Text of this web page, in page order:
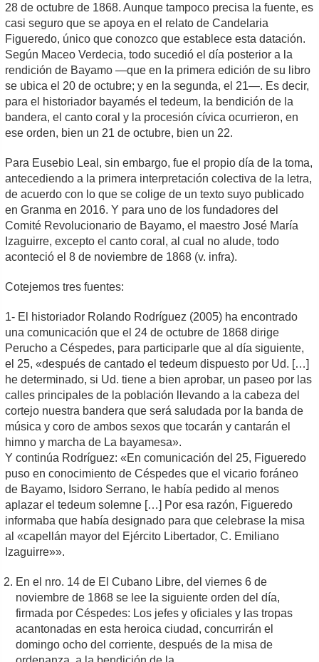
28 de octubre de 1868. Aunque tampoco precisa la fuente, es
casi seguro que se apoya en el relato de Candelaria
Figueredo, único que conozco que establece esta datación.
Según Maceo Verdecia, todo sucedió el día posterior a la
rendición de Bayamo ―que en la primera edición de su libro
se ubica el 20 de octubre; y en la segunda, el 21―. Es decir,
para el historiador bayamés el tedeum, la bendición de la
bandera, el canto coral y la procesión cívica ocurrieron, en
ese orden, bien un 21 de octubre, bien un 22.
Para Eusebio Leal, sin embargo, fue el propio día de la toma,
antecediendo a la primera interpretación colectiva de la letra,
de acuerdo con lo que se colige de un texto suyo publicado
en Granma en 2016. Y para uno de los fundadores del
Comité Revolucionario de Bayamo, el maestro José María
Izaguirre, excepto el canto coral, al cual no alude, todo
aconteció el 8 de noviembre de 1868 (v. infra).
Cotejemos tres fuentes:
1- El historiador Rolando Rodríguez (2005) ha encontrado
una comunicación que el 24 de octubre de 1868 dirige
Perucho a Céspedes, para participarle que al día siguiente,
el 25, «después de cantado el tedeum dispuesto por Ud. […]
he determinado, si Ud. tiene a bien aprobar, un paseo por las
calles principales de la población llevando a la cabeza del
cortejo nuestra bandera que será saludada por la banda de
música y coro de ambos sexos que tocarán y cantarán el
himno y marcha de La bayamesa».
Y continúa Rodríguez: «En comunicación del 25, Figueredo
puso en conocimiento de Céspedes que el vicario foráneo
de Bayamo, Isidoro Serrano, le había pedido al menos
aplazar el tedeum solemne […] Por esa razón, Figueredo
informaba que había designado para que celebrase la misa
al «capellán mayor del Ejército Libertador, C. Emiliano
Izaguirre»».
En el nro. 14 de El Cubano Libre, del viernes 6 de
noviembre de 1868 se lee la siguiente orden del día,
firmada por Céspedes: Los jefes y oficiales y las tropas
acantonadas en esta heroica ciudad, concurrirán el
domingo ocho del corriente, después de la misa de